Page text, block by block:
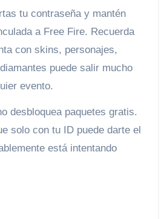
tu contraseña y mantén
a Free Fire. Recuerda
con skins, personajes,
puede salir mucho
evento.
desbloquea paquetes gratis.
solo con tu ID puede darte el
está intentando